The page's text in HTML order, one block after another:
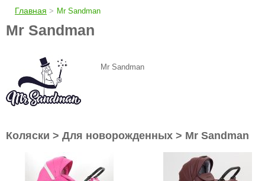
Главная Mr Sandman
Mr Sandman
Mr Sandman
Коляски > Для новорожденных > Mr Sandman